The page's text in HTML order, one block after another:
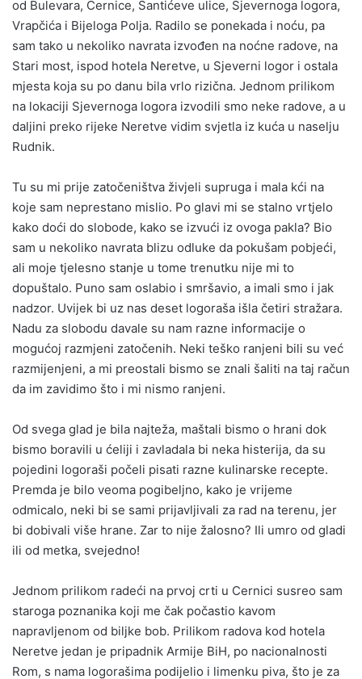
od Bulevara, Cernice, Šantićeve ulice, Sjevernoga logora,
Vrapčića i Bijeloga Polja. Radilo se ponekada i noću, pa
sam tako u nekoliko navrata izvođen na noćne radove, na
Stari most, ispod hotela Neretve, u Sjeverni logor i ostala
mjesta koja su po danu bila vrlo rizična. Jednom prilikom
na lokaciji Sjevernoga logora izvodili smo neke radove, a u
daljini preko rijeke Neretve vidim svjetla iz kuća u naselju
Rudnik.
Tu su mi prije zatočeništva živjeli supruga i mala kći na
koje sam neprestano mislio. Po glavi mi se stalno vrtjelo
kako doći do slobode, kako se izvući iz ovoga pakla? Bio
sam u nekoliko navrata blizu odluke da pokušam pobjeći,
ali moje tjelesno stanje u tome trenutku nije mi to
dopuštalo. Puno sam oslabio i smršavio, a imali smo i jak
nadzor. Uvijek bi uz nas deset logoraša išla četiri stražara.
Nadu za slobodu davale su nam razne informacije o
mogućoj razmjeni zatočenih. Neki teško ranjeni bili su već
razmijenjeni, a mi preostali bismo se znali šaliti na taj račun
da im zavidimo što i mi nismo ranjeni.
Od svega glad je bila najteža, maštali bismo o hrani dok
bismo boravili u ćeliji i zavladala bi neka histerija, da su
pojedini logoraši počeli pisati razne kulinarske recepte.
Premda je bilo veoma pogibeljno, kako je vrijeme
odmicalo, neki bi se sami prijavljivali za rad na terenu, jer
bi dobivali više hrane. Zar to nije žalosno? Ili umro od gladi
ili od metka, svejedno!
Jednom prilikom radeći na prvoj crti u Cernici susreo sam
staroga poznanika koji me čak počastio kavom
napravljenom od biljke bob. Prilikom radova kod hotela
Neretve jedan je pripadnik Armije BiH, po nacionalnosti
Rom, s nama logorašima podijelio i limenku piva, što je za